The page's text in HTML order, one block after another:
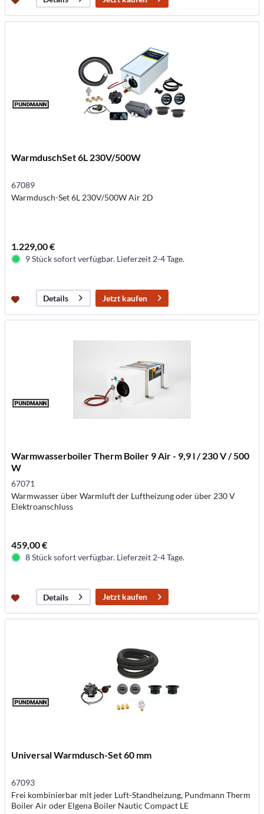
WarmduschSet 6L 230V/500W
67089
Warmdusch-Set 6L 230V/500W Air 2D
1.229,00 €
9 Stück sofort verfügbar. Lieferzeit 2-4 Tage.
Details Jetzt kaufen
Warmwasserboiler Therm Boiler 9 Air - 9,9 l / 230 V / 500
W
67071
Warmwasser über Warmluft der Luftheizung oder über 230 V
Elektroanschluss
459,00 €
8 Stück sofort verfügbar. Lieferzeit 2-4 Tage.
Details Jetzt kaufen
Universal Warmdusch-Set 60 mm
67093
Frei kombinierbar mit jeder Luft-Standheizung, Pundmann Therm
Boiler Air oder Elgena Boiler Nautic Compact LE